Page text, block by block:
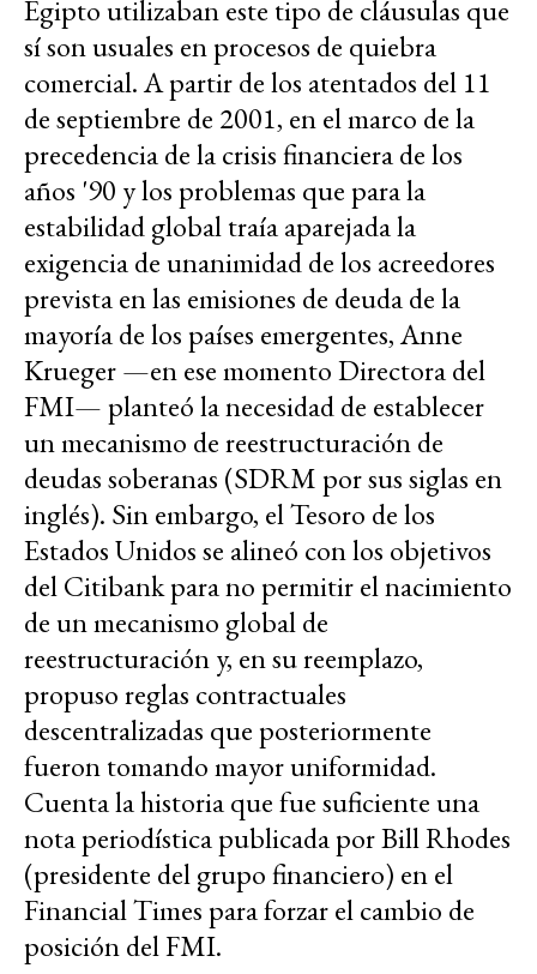
Egipto utilizaban este tipo de cláusulas que
sí son usuales en procesos de quiebra
comercial. A partir de los atentados del 11
de septiembre de 2001, en el marco de la
precedencia de la crisis financiera de los
años '90 y los problemas que para la
estabilidad global traía aparejada la
exigencia de unanimidad de los acreedores
prevista en las emisiones de deuda de la
mayoría de los países emergentes, Anne
Krueger —en ese momento Directora del
FMI— planteó la necesidad de establecer
un mecanismo de reestructuración de
deudas soberanas (SDRM por sus siglas en
inglés). Sin embargo, el Tesoro de los
Estados Unidos se alineó con los objetivos
del Citibank para no permitir el nacimiento
de un mecanismo global de
reestructuración y, en su reemplazo,
propuso reglas contractuales
descentralizadas que posteriormente
fueron tomando mayor uniformidad.
Cuenta la historia que fue suficiente una
nota periodística publicada por Bill Rhodes
(presidente del grupo financiero) en el
Financial Times para forzar el cambio de
posición del FMI.